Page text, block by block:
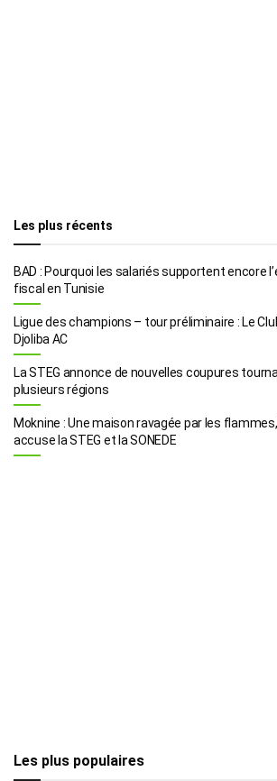
Les plus récents
BAD : Pourquoi les salariés supportent encore
fiscal en Tunisie
Ligue des champions – tour préliminaire : Le
Djoliba AC
La STEG annonce de nouvelles coupures
plusieurs régions
Moknine : Une maison ravagée par les
accuse la STEG et la SONEDE
Les plus populaires